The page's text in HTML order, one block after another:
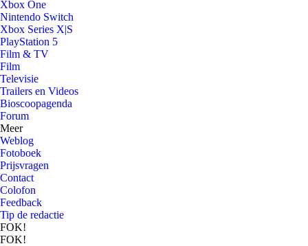
Xbox One
Nintendo Switch
Xbox Series X|S
PlayStation 5
Film & TV
Film
Televisie
Trailers en Videos
Bioscoopagenda
Forum
Meer
Weblog
Fotoboek
Prijsvragen
Contact
Colofon
Feedback
Tip de redactie
FOK!
FOK!